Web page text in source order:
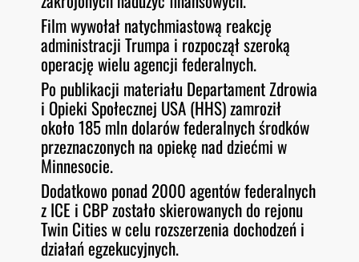
Film wywołał natychmiastową reakcję
administracji Trumpa i rozpoczął szeroką
operację wielu agencji federalnych.
Po publikacji materiału Departament Zdrowia
i Opieki Społecznej USA (HHS) zamroził
około 185 mln dolarów federalnych środków
przeznaczonych na opiekę nad dziećmi w
Minnesocie.
Dodatkowo ponad 2000 agentów federalnych
z ICE i CBP zostało skierowanych do rejonu
Twin Cities w celu rozszerzenia dochodzeń i
działań egzekucyjnych.